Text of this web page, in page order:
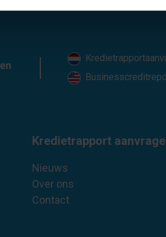
Kredietrapport
Nieuws
Over ons
Contact